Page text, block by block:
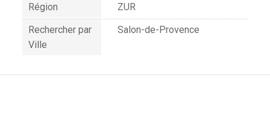
Région
ZUR
Rechercher par
Ville
Salon-de-Provence